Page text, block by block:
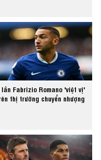
lần Fabrizio Romano 'việt vị'
thị trường chuyển nhượng